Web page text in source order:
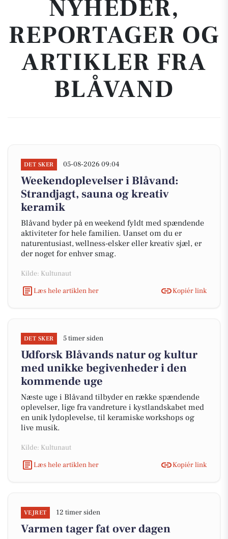
NYHEDER,
REPORTAGER OG
ARTIKLER FRA
BLÅVAND
DET SKER 05-08-2026 09:04
Weekendoplevelser i Blåvand:
Strandjagt, sauna og kreativ
keramik
Blåvand byder på en weekend fyldt med spændende
aktiviteter for hele familien. Uanset om du er
naturentusiast, wellness-elsker eller kreativ sjæl, er
der noget for enhver smag.
Kilde: Kultunaut
Læs hele artiklen her
Kopiér link
DET SKER 5 timer siden
Udforsk Blåvands natur og kultur
med unikke begivenheder i den
kommende uge
Næste uge i Blåvand tilbyder en række spændende
oplevelser, lige fra vandreture i kystlandskabet med
en unik lydoplevelse, til keramiske workshops og
live musik.
Kilde: Kultunaut
Læs hele artiklen her
Kopiér link
VEJRET 12 timer siden
Varmen tager fat over dagen